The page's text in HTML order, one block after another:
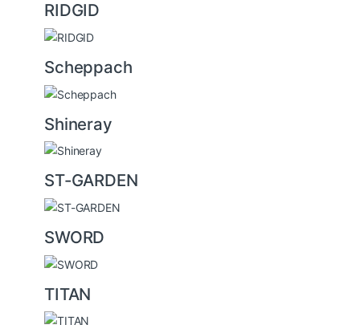
RIDGID
Scheppach
Shineray
ST-GARDEN
SWORD
TITAN